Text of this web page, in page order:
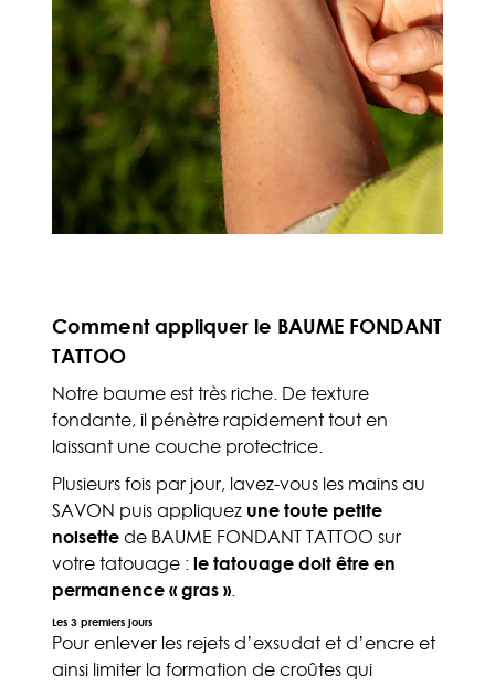
Comment appliquer le BAUME FONDANT
TATTOO
Notre baume est très riche. De texture
fondante, il pénètre rapidement tout en
laissant une couche protectrice.
Plusieurs fois par jour, lavez-vous les mains au
SAVON puis appliquez une toute petite
noisettede BAUME FONDANT TATTOO sur
votre tatouage : le tatouage doit être en
permanence « gras ».
Les 3 premiers jours
Pour enlever les rejets d’exsudat et d’encre et
ainsi limiter la formation de croûtes qui